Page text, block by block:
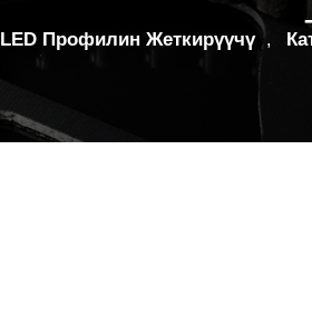
LED Профилин Жеткирүүчү ,